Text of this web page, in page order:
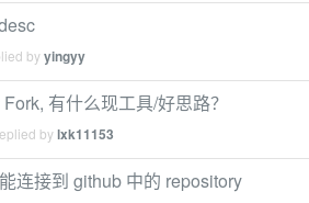
byyingyy
有什么现工具/好思路？
bylxk11153
连接到 github 中的 repository